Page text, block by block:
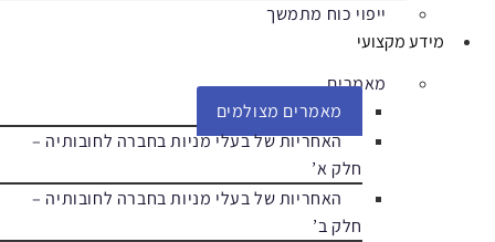
ייפוי כוח מתמשך
מידע מקצועי
מאמרים
מאמרים מצולמים
האחריות של בעלי מניות בחברה לחובותיה –
חלק א’
האחריות של בעלי מניות בחברה לחובותיה –
חלק ב’